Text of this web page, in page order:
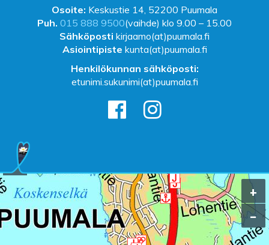
Osoite: Keskustie 14, 52200 Puumala
Puh. 015 888 9500(vaihde) klo 9.00 – 15.00
Sähköposti kirjaamo(at)puumala.fi
Asiointipiste kunta(at)puumala.fi
Henkilökunnan sähköposti:
etunimi.sukunimi(at)puumala.fi